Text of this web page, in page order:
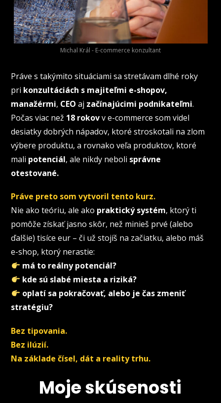
Michal Král - E-commerce konzultant
Práve s takýmito situáciami sa stretávam dlhé roky
pri konzultáciách s majiteľmi e-shopov,
manažérmi, CEO aj začínajúcimi podnikateľmi.
Počas viac než 18 rokovv e-commerce som videl
desiatky dobrých nápadov, ktoré stroskotali na zlom
výbere produktu, a rovnako veľa produktov, ktoré
mali potenciál, ale nikdy neboli správne
otestované.
Práve preto som vytvoril tento kurz.
Nie ako teóriu, ale ako praktický systém, ktorý ti
pomôže získať jasno skôr, než minieš prvé (alebo
ďalšie) tisíce eur – či už stojíš na začiatku, alebo máš
e-shop, ktorý nerastie:
má to reálny potenciál?
kde sú slabé miesta a riziká?
oplatí sa pokračovať, alebo je čas zmeniť
stratégiu?
Bez tipovania.
Bez ilúzií.
Na základe čísel, dát a reality trhu.
Moje skúsenosti